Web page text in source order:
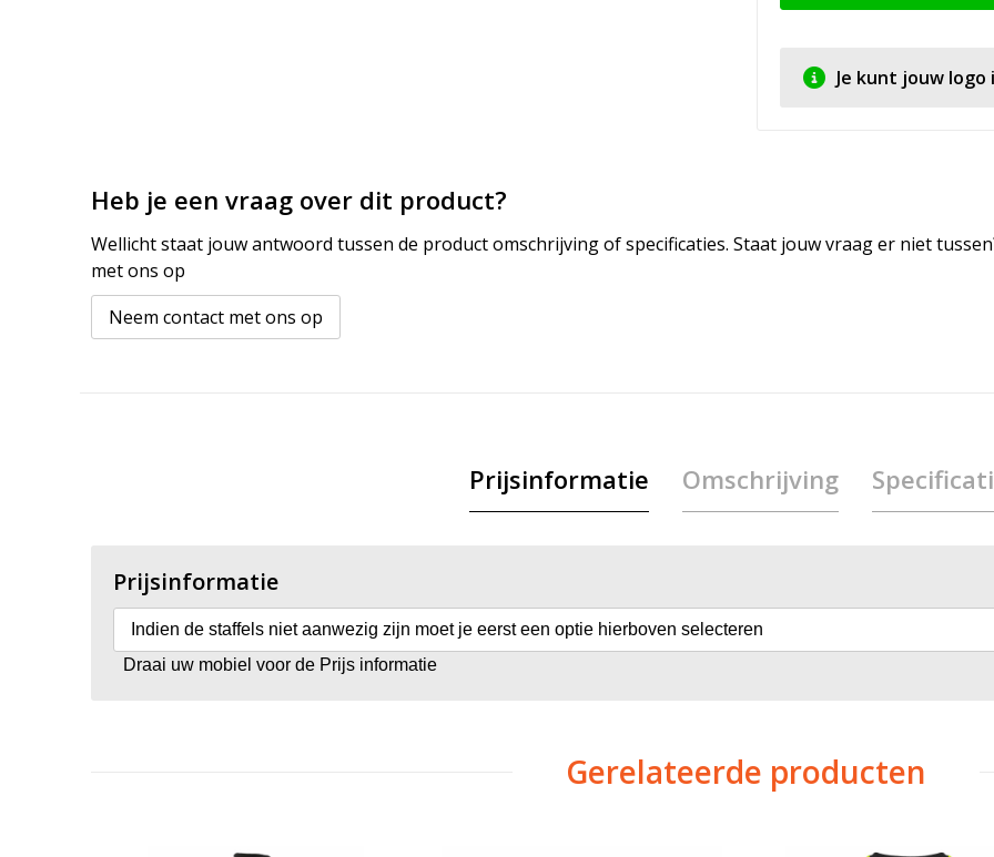
Je kunt jouw
Heb je een vraag over dit product?
Wellicht staat jouw antwoord tussen de product omschrijving of specificaties. Staat jouw vraag er niet
met ons op
Neem contact met ons op
Prijsinformatie Omschrijving
Prijsinformatie
Indien de staffels niet aanwezig zijn moet je eerst een optie hierboven selecteren
Draai uw mobiel voor de Prijs informatie
Gerelateerde producten